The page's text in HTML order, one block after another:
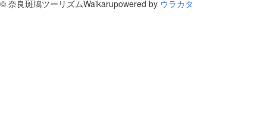
© 奈良斑鳩ツーリズムWaikarupowered by ウラカタ